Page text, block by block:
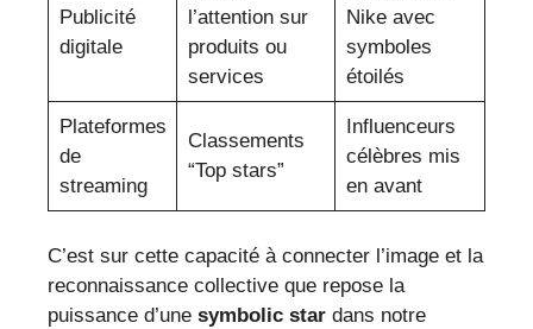
Publicité
digitale
l’attention sur
produits ou
services
Nike avec
symboles
étoilés
Plateformes
de
streaming
Classements
“Top stars”
Influenceurs
célèbres mis
en avant
C’est sur cette capacité à connecter l’image et la
reconnaissance collective que repose la
puissance d’une symbolic star dans notre